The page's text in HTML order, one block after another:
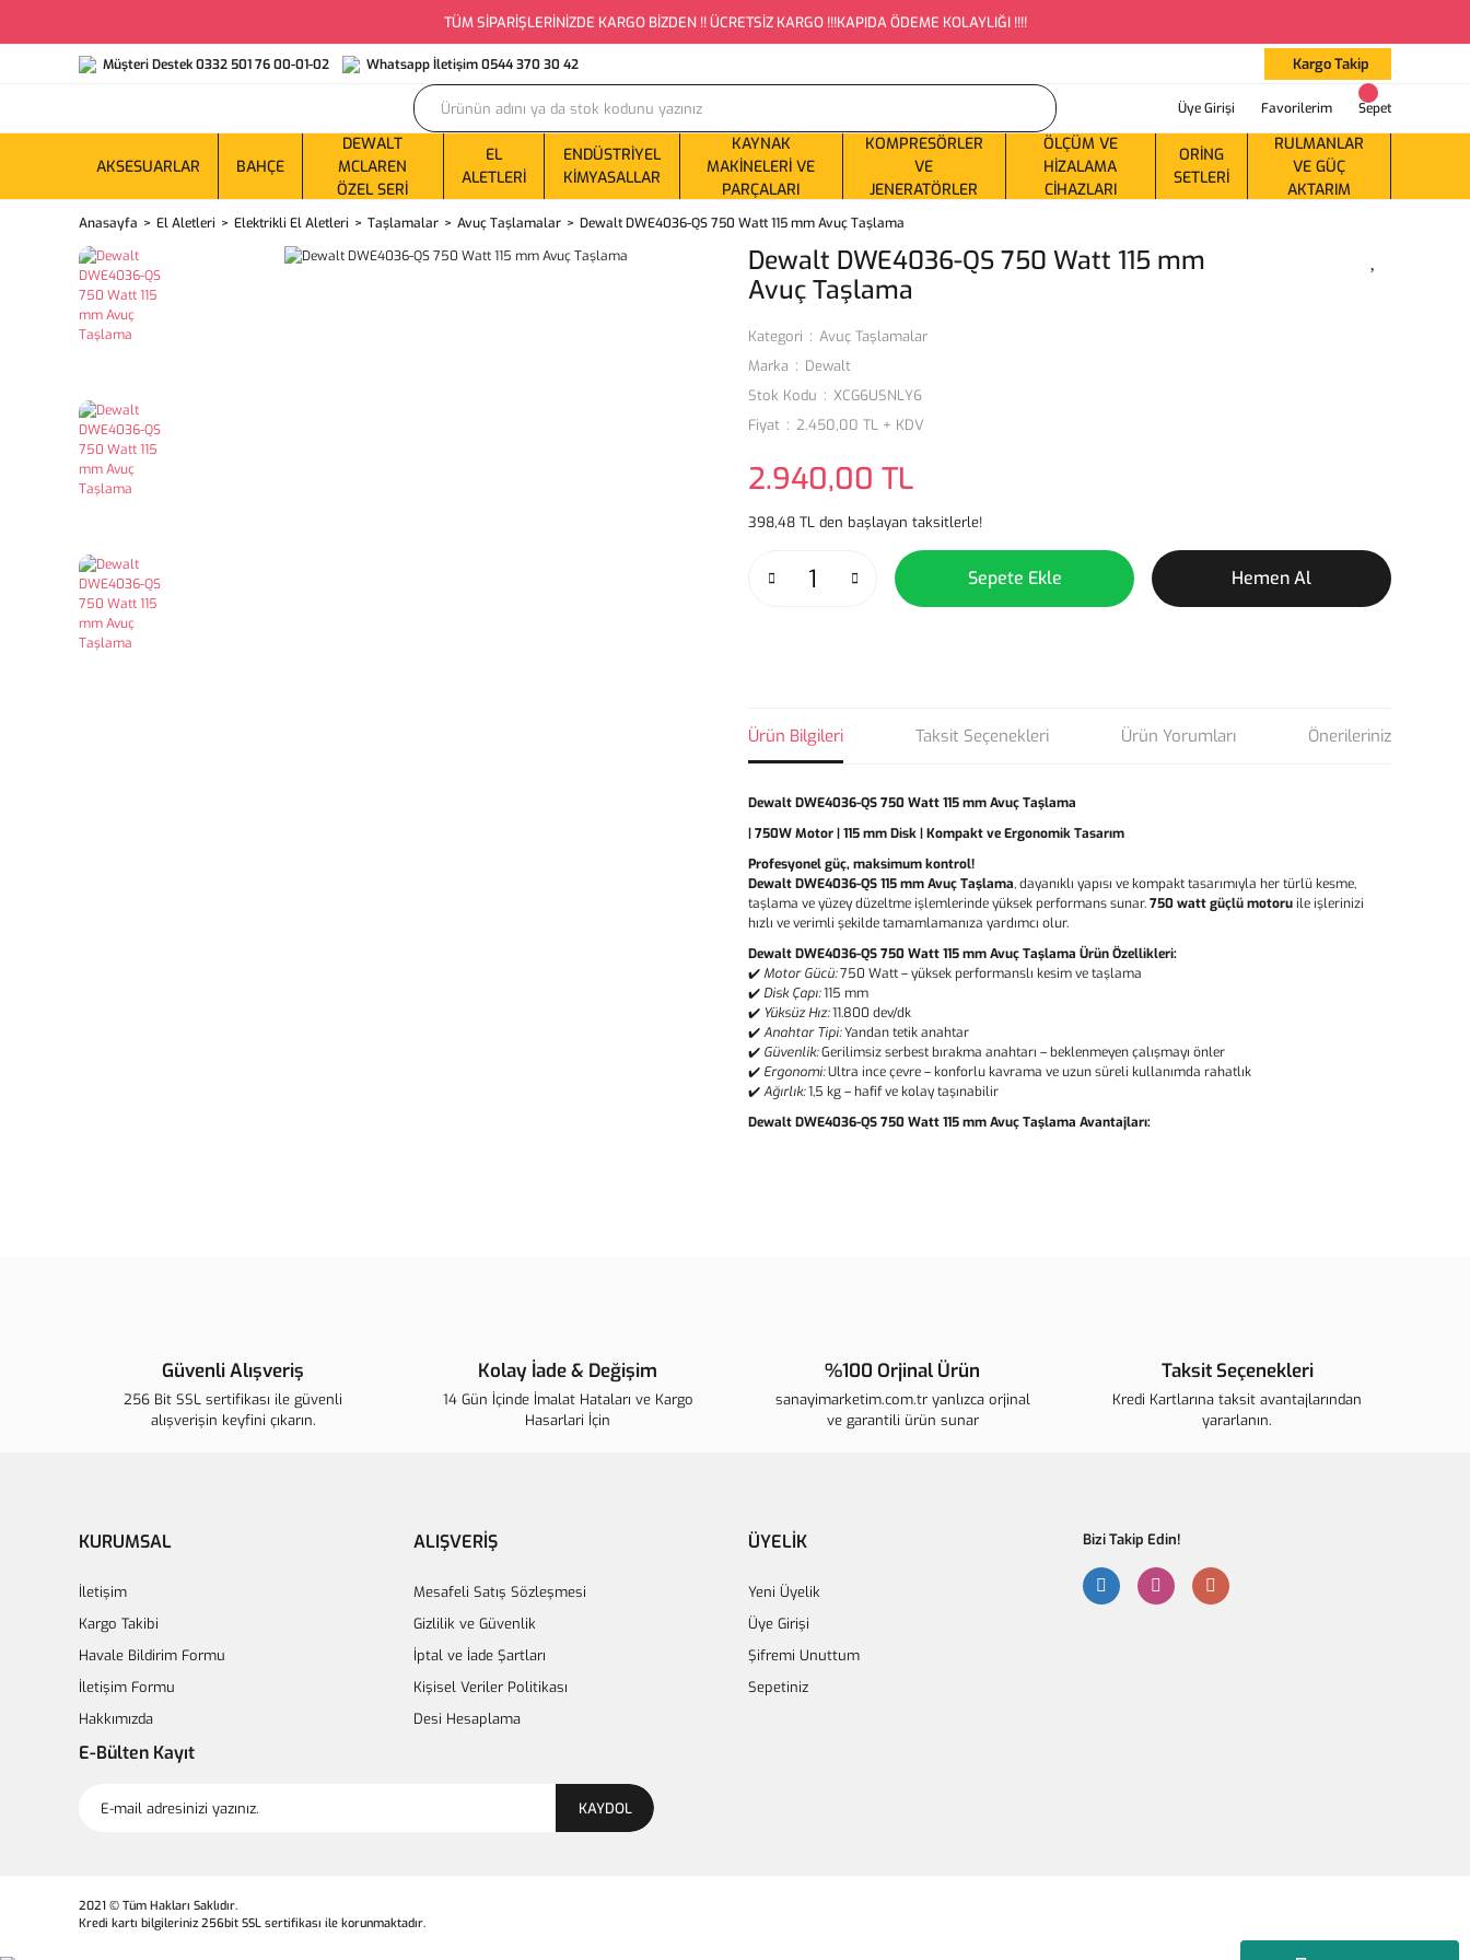
TÜM SİPARİŞLERİNİZDE KARGO BİZDEN !! ÜCRETSİZ KARGO !!!KAPIDA ÖDEME KOLAYLIĞI !!!!
Müşteri Destek 0332 501 76 00-01-02 Whatsapp İletişim 0544 370 30 42 Kargo Takip
Üye Girişi Favorilerim Sepet
AKSESUARLAR BAHÇE
DEWALT
MCLAREN
ÖZEL SERI
EL
ALETLERI
ENDÜSTRIYEL
KIMYASALLAR
KAYNAK
MAKINELERI VE
PARÇALARI
KOMPRESÖRLER
VE
JENERATÖRLER
ÖLÇÜM VE
HIZALAMA
CIHAZLARI
ORING
SETLERI
RULMANLAR
VE GÜÇ
AKTARIM
Anasayfa El Aletleri Elektrikli El Aletleri Taşlamalar Avuç Taşlamalar Dewalt DWE4036-QS 750 Watt 115 mm Avuç Taşlama
Dewalt DWE4036-QS 750 Watt 115 mm
Avuç Taşlama
Kategori
Avuç Taşlamalar
Marka
Dewalt
Stok Kodu
XCG6USNLY6
Fiyat
2.450,00 TL + KDV
2.940,00 TL
398,48 TL den başlayan taksitlerle!
Sepete Ekle Hemen Al
Ürün Bilgileri Taksit Seçenekleri Ürün Yorumları Önerileriniz
Dewalt DWE4036-QS 750 Watt 115 mm Avuç Taşlama
| 750W Motor | 115 mm Disk | Kompakt ve Ergonomik Tasarım
Profesyonel güç, maksimum kontrol!
Dewalt DWE4036-QS 115 mm Avuç Taşlama, dayanıklı yapısı ve kompakt tasarımıyla her türlü kesme,
taşlama ve yüzey düzeltme işlemlerinde yüksek performans sunar.750 watt güçlü motoru ile işlerinizi
hızlı ve verimli şekilde tamamlamanıza yardımcı olur.
Dewalt DWE4036-QS 750 Watt 115 mm Avuç Taşlama Ürün Özellikleri:
✔️Motor Gücü:750 Watt – yüksek performanslı kesim ve taşlama
✔️ Disk Çapı:115 mm
✔️ Yüksüz Hız:11.800 dev/dk
✔️Anahtar Tipi:Yandan tetik anahtar
✔️ Güvenlik:Gerilimsiz serbest bırakma anahtarı – beklenmeyen çalışmayı önler
✔️ Ergonomi:Ultra ince çevre – konforlu kavrama ve uzun süreli kullanımda rahatlık
✔️Ağırlık:1,5 kg – hafif ve kolay taşınabilir
Dewalt DWE4036-QS 750 Watt 115 mm Avuç Taşlama Avantajları:
Ürün bilgilerinde hatalar bulunuyor.
Ürün fiyatı diğer sitelerden daha pahalı.
Bu ürüne benzer farklı alternatifler olmalı.
Gönder
Güvenli Alışveriş
256 Bit SSL sertifikası ile güvenli
alışverişin keyfini çıkarın.
Kolay İade & Değişim
14 Gün İçinde İmalat Hataları ve Kargo
Hasarlari İçin
%100 Orjinal Ürün
sanayimarketim.com.tr yanlızca orjinal
ve garantili ürün sunar
Taksit Seçenekleri
Kredi Kartlarına taksit avantajlarından
yararlanın.
KURUMSAL
İletişim
Kargo Takibi
Havale Bildirim Formu
İletişim Formu
Hakkımızda
ALIŞVERİŞ
Mesafeli Satış Sözleşmesi
Gizlilik ve Güvenlik
İptal ve İade Şartları
Kişisel Veriler Politikası
Desi Hesaplama
ÜYELİK
Yeni Üyelik
Üye Girişi
Şifremi Unuttum
Sepetiniz
Bizi Takip Edin!
E-Bülten Kayıt
KAYDOL
2021 © Tüm Hakları Saklıdır.
Kredi kartı bilgileriniz 256bit SSL sertifikası ile korunmaktadır.